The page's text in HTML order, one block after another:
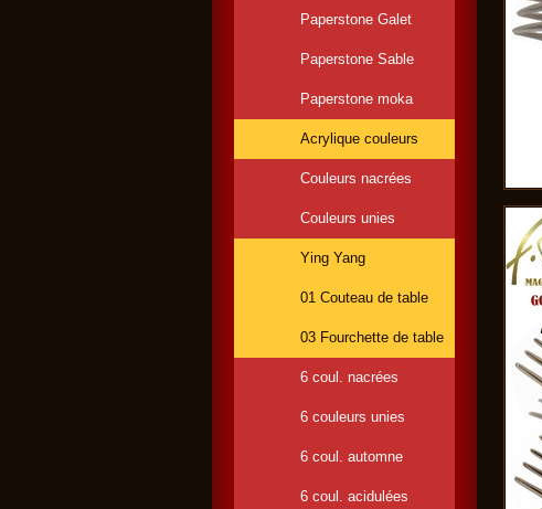
Paperstone Galet
Paperstone Sable
Paperstone moka
Acrylique couleurs
Couleurs nacrées
Couleurs unies
Ying Yang
01 Couteau de table
03 Fourchette de table
6 coul. nacrées
6 couleurs unies
6 coul. automne
6 coul. acidulées